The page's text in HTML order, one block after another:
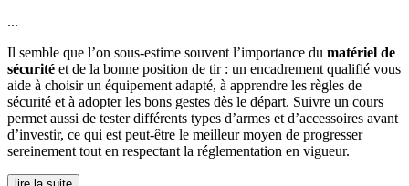
...
Il semble que l’on sous-estime souvent l’importance du matériel de
sécurité et de la bonne position de tir : un encadrement qualifié vous
aide à choisir un équipement adapté, à apprendre les règles de
sécurité et à adopter les bons gestes dès le départ. Suivre un cours
permet aussi de tester différents types d’armes et d’accessoires avant
d’investir, ce qui est peut-être le meilleur moyen de progresser
sereinement tout en respectant la réglementation en vigueur.